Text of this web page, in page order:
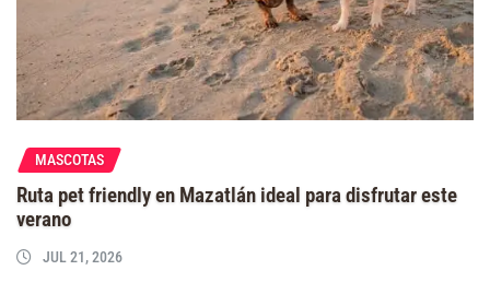
MASCOTAS
Ruta pet friendly en Mazatlán ideal para disfrutar este
verano
JUL 21, 2026